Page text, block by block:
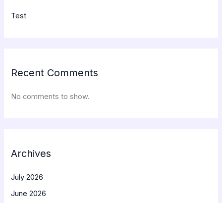
Test
Recent Comments
No comments to show.
Archives
July 2026
June 2026